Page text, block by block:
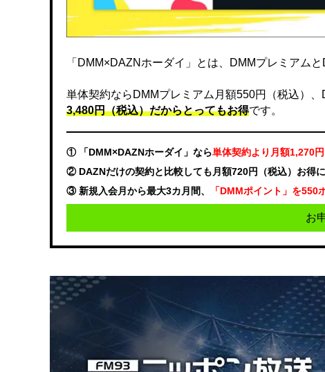
「DMM×DAZNホーダイ」とは、DMMプレミアム
単体契約ならDMMプレミアム月額550円（税込）
3,480円（税込）だからとってもお得です。
① 「DMM×DAZNホーダイ」なら単体契約より月額1,270
② DAZNだけの契約と比較しても月額720円（税込）お得に
③ 新規入会月から最大3カ月間、
「DMMポイント」を550
お